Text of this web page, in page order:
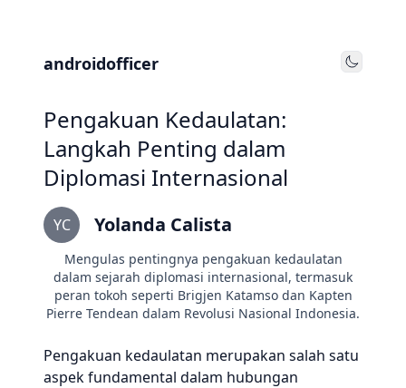
androidofficer Toggle
Pengakuan Kedaulatan:
Langkah Penting dalam
Diplomasi Internasional
YC Yolanda Calista
Mengulas pentingnya pengakuan kedaulatan
dalam sejarah diplomasi internasional, termasuk
peran tokoh seperti Brigjen Katamso dan Kapten
Pierre Tendean dalam Revolusi Nasional Indonesia.
Pengakuan kedaulatan merupakan salah satu
aspek fundamental dalam hubungan